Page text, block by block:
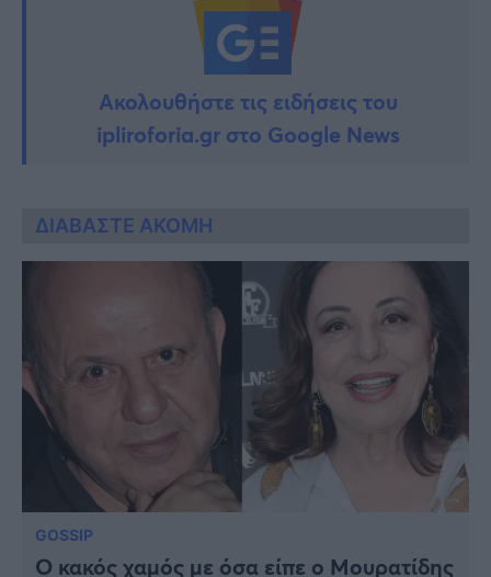
Ακολουθήστε τις ειδήσεις του
ipliroforia.gr στο Google News
ΔΙΑΒΑΣΤΕ ΑΚΟΜΗ
GOSSIP
Ο κακός χαμός με όσα είπε ο Μουρατίδης